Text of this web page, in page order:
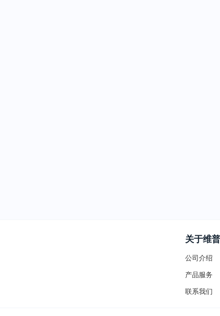
关于维普
公司介绍
产品服务
联系我们